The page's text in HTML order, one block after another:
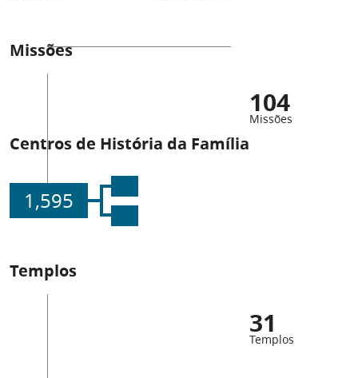
Missões
104
Missões
Centros de História da Família
1,595
Templos
31
Templos